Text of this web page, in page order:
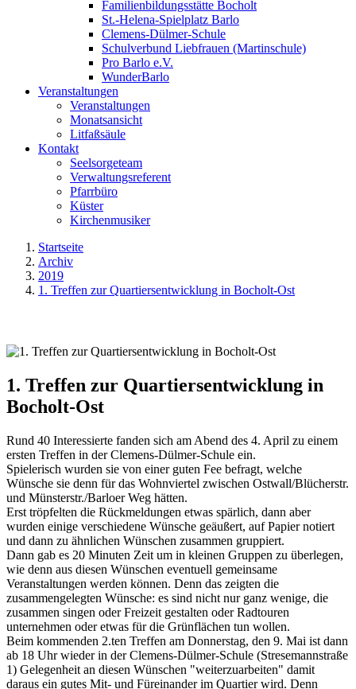
Familienbildungsstätte Bocholt
St.-Helena-Spielplatz Barlo
Clemens-Dülmer-Schule
Schulverbund Liebfrauen (Martinschule)
Pro Barlo e.V.
WunderBarlo
Veranstaltungen
Veranstaltungen
Monatsansicht
Litfaßsäule
Kontakt
Seelsorgeteam
Verwaltungsreferent
Pfarrbüro
Küster
Kirchenmusiker
Startseite
Archiv
2019
1. Treffen zur Quartiersentwicklung in Bocholt-Ost
1. Treffen zur Quartiersentwicklung in
Bocholt-Ost
Rund 40 Interessierte fanden sich am Abend des 4. April zu einem
ersten Treffen in der Clemens-Dülmer-Schule ein.
Spielerisch wurden sie von einer guten Fee befragt, welche
Wünsche sie denn für das Wohnviertel zwischen Ostwall/Blücherstr.
und Münsterstr./Barloer Weg hätten.
Erst tröpfelten die Rückmeldungen etwas spärlich, dann aber
wurden einige verschiedene Wünsche geäußert, auf Papier notiert
und dann zu ähnlichen Wünschen zusammen gruppiert.
Dann gab es 20 Minuten Zeit um in kleinen Gruppen zu überlegen,
wie denn aus diesen Wünschen eventuell gemeinsame
Veranstaltungen werden können. Denn das zeigten die
zusammengelegten Wünsche: es sind nicht nur ganz wenige, die
zusammen singen oder Freizeit gestalten oder Radtouren
unternehmen oder etwas für die Grünflächen tun wollen.
Beim kommenden 2.ten Treffen am Donnerstag, den 9. Mai ist dann
ab 18 Uhr wieder in der Clemens-Dülmer-Schule (Stresemannstraße
1) Gelegenheit an diesen Wünschen "weiterzuarbeiten" damit
daraus ein gutes Mit- und Füreinander im Quartier wird. Denn